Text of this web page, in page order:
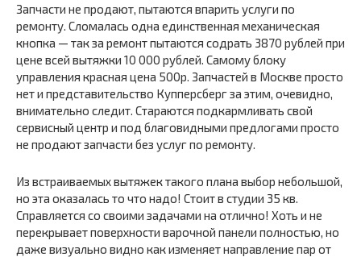
Запчасти не продают, пытаются впарить услуги по
ремонту. Сломалась одна единственная механическая
кнопка — так за ремонт пытаются содрать 3870 рублей при
цене всей вытяжки 10 000 рублей. Самому блоку
управления красная цена 500р. Запчастей в Москве просто
нет и представительство Купперсберг за этим, очевидно,
внимательно следит. Стараются подкармливать свой
сервисный центр и под благовидными предлогами просто
не продают запчасти без услуг по ремонту.
Из встраиваемых вытяжек такого плана выбор небольшой,
но эта оказалась то что надо! Стоит в студии 35 кв.
Справляется со своими задачами на отлично! Хоть и не
перекрывает поверхности варочной панели полностью, но
даже визуально видно как изменяет направление пар от